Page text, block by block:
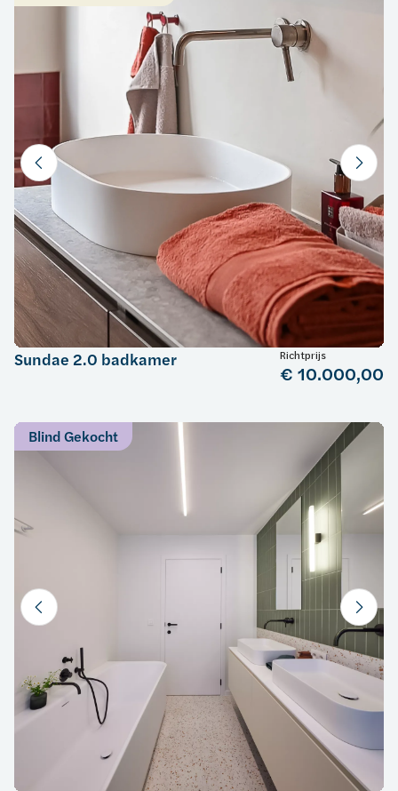
Sundae 2.0 badkamer Richtprijs
€ 10.000,00
Blind Gekocht